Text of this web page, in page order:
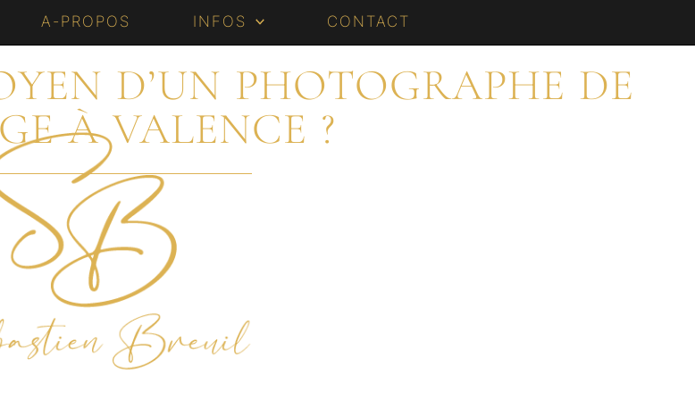
A-PROPOS INFOS CONTACT
D’UN PHOTOGRAPHE DE
À VALENCE ?